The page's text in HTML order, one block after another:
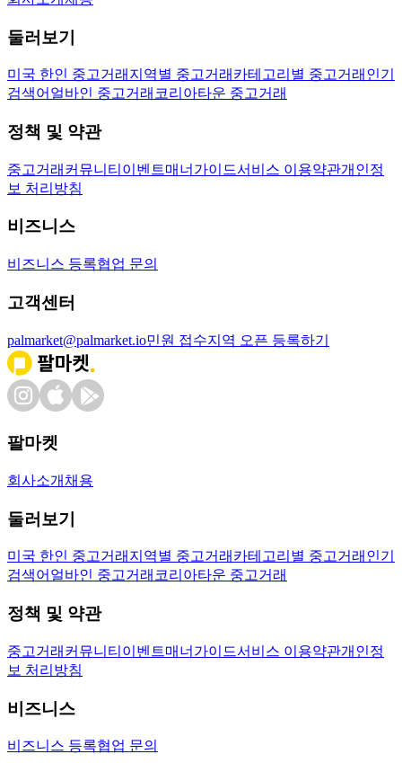
둘러보기
미국 한인 중고거래 지역별 중고거래 카테고리별 중고거래 인기
검색어 얼바인 중고거래 코리아타운 중고거래
정책 및 약관
중고거래 커뮤니티 이벤트매너가이드서비스 이용약관개인정
보 처리방침
비즈니스
비즈니스 등록협업 문의
고객센터
palmarket@palmarket.io민원 접수지역 오픈 등록하기
팔마켓
회사소개 채용
둘러보기
미국 한인 중고거래 지역별 중고거래 카테고리별 중고거래 인기
검색어 얼바인 중고거래 코리아타운 중고거래
정책 및 약관
중고거래 커뮤니티 이벤트매너가이드서비스 이용약관개인정
보 처리방침
비즈니스
비즈니스 등록협업 문의